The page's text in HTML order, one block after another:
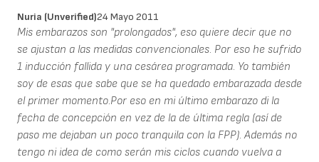
Nuria (unverified)24 Mayo 2011
Mis embarazos son "prolongados", eso quiere decir que no
se ajustan a las medidas convencionales. Por eso he sufrido
1 inducción fallida y una cesárea programada. Yo también
soy de esas que sabe que se ha quedado embarazada desde
el primer momento.Por eso en mi último embarazo di la
fecha de concepción en vez de la de última regla (así de
paso me dejaban un poco tranquila con la FPP). Además no
tengo ni idea de como serán mis ciclos cuando vuelva a